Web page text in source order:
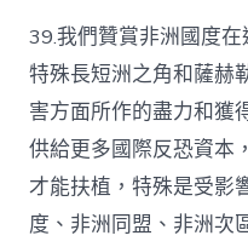
39.我們贊賞非洲國度
特殊長短洲之角和薩赫
害方面所作的盡力和獲
供給更多國際反恐資本
才能扶植，特殊是受影
度、非洲同盟、非洲次